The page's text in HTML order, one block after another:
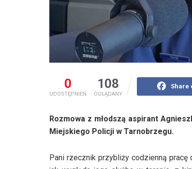
0
UDOSTĘPNIEŃ
108
OGLĄDANY
Share
Rozmowa z młodszą aspirant
Miejskiego Policji w Tarnobrzegu.
Pani rzecznik przybliży codzienną